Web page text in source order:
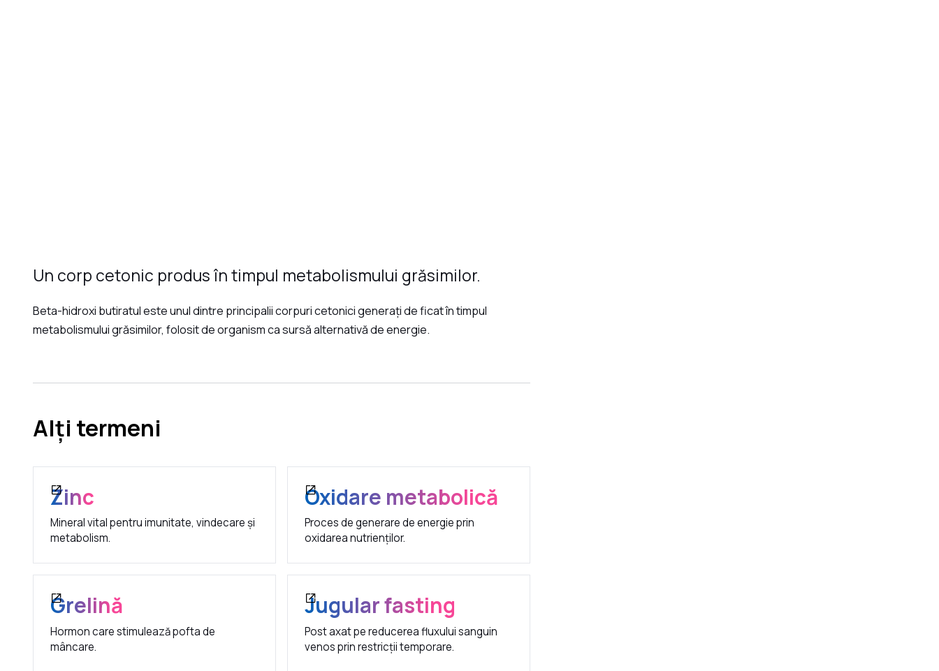
Un corp cetonic produs în timpul metabolismului grăsimilor.
Beta-hidroxi butiratul este unul dintre principalii corpuri cetonici generați de ficat în timpul
metabolismului grăsimilor, folosit de organism ca sursă alternativă de energie.
Alți termeni
Zinc
Mineral vital pentru imunitate, vindecare și
metabolism.
Oxidare metabolică
Proces de generare de energie prin
oxidarea nutrienților.
Grelină
Hormon care stimulează pofta de
mâncare.
Jugular fasting
Post axat pe reducerea fluxului sanguin
venos prin restricții temporare.